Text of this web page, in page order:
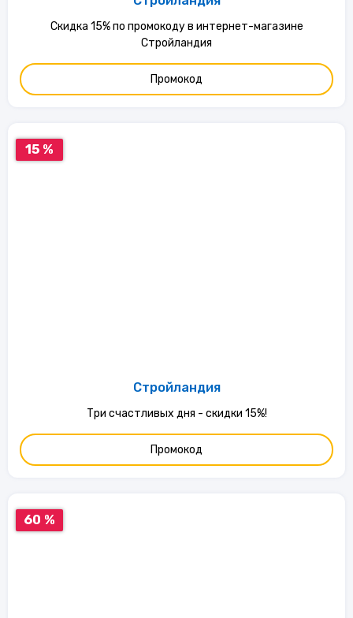
Скидка 15% по промокоду в интернет-магазине
Стройландия
Промокод
15 %
Стройландия
Три счастливых дня - скидки 15%!
Промокод
60 %